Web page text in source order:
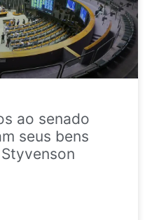
ao senado
seus bens